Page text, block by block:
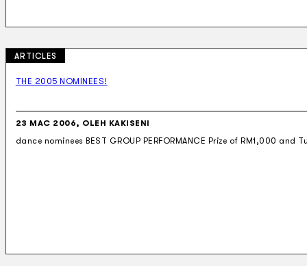
ARTICLES
THE 2005 NOMINEES!
23 MAC 2006, OLEH KAKISENI
dance nominees BEST GROUP PERFORMANCE Prize of RM1,000